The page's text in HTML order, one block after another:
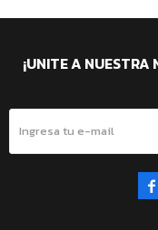
¡UNITE A NUESTRA
